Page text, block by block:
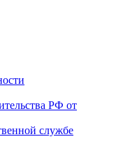
РФ от
службе